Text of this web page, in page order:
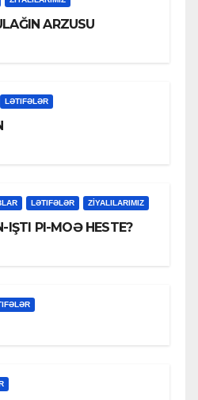
ARZUSU
LƏTIFƏLƏR
LƏTIFƏLƏR ZİYALILARIMIZ
IŞTI PI-MOƏ HESTE?